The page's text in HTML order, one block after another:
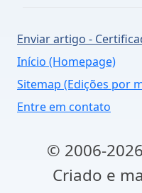
Enviar artigo -
Início (Homepage)
Sitemap (Edições por
Entre em contato
© 2006-
Criado e